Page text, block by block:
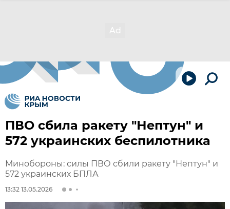
ПВО сбила ракету "Нептун" и
572 украинских беспилотника
Минобороны: силы ПВО сбили ракету "Нептун" и
572 украинских БПЛА
13:32 13.05.2026